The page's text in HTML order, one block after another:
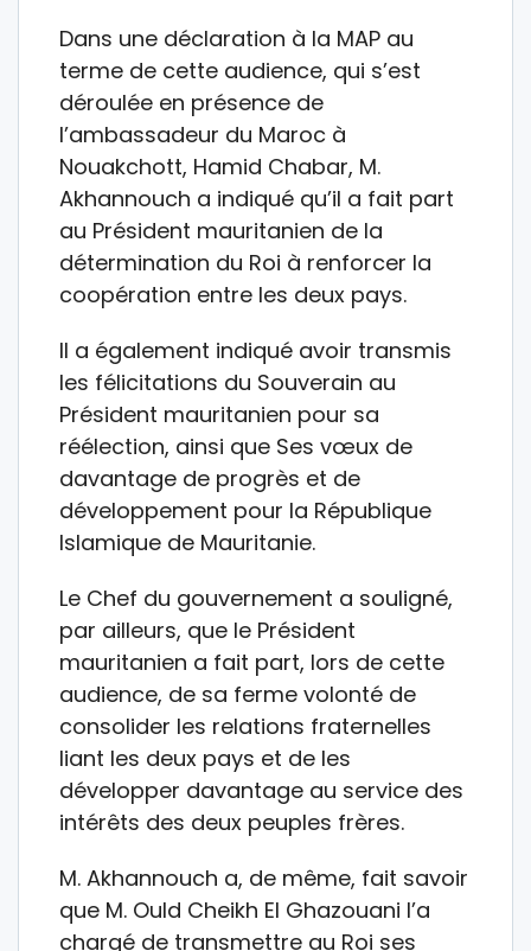
Dans une déclaration à la MAP au
terme de cette audience, qui s’est
déroulée en présence de
l’ambassadeur du Maroc à
Nouakchott, Hamid Chabar, M.
Akhannouch a indiqué qu’il a fait part
au Président mauritanien de la
détermination du Roi à renforcer la
coopération entre les deux pays.
Il a également indiqué avoir transmis
les félicitations du Souverain au
Président mauritanien pour sa
réélection, ainsi que Ses vœux de
davantage de progrès et de
développement pour la République
Islamique de Mauritanie.
Le Chef du gouvernement a souligné,
par ailleurs, que le Président
mauritanien a fait part, lors de cette
audience, de sa ferme volonté de
consolider les relations fraternelles
liant les deux pays et de les
développer davantage au service des
intérêts des deux peuples frères.
M. Akhannouch a, de même, fait savoir
que M. Ould Cheikh El Ghazouani l’a
chargé de transmettre au Roi ses